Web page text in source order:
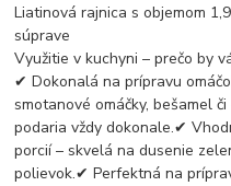
Liatinová rajnica s objemom
súprave
Využitie v kuchyni – prečo by
✔ Dokonalá na prípravu
smotanové omáčky, bešamel
podaria vždy dokonale.✔
porcií – skvelá na dusenie
polievok.✔ Perfektná na